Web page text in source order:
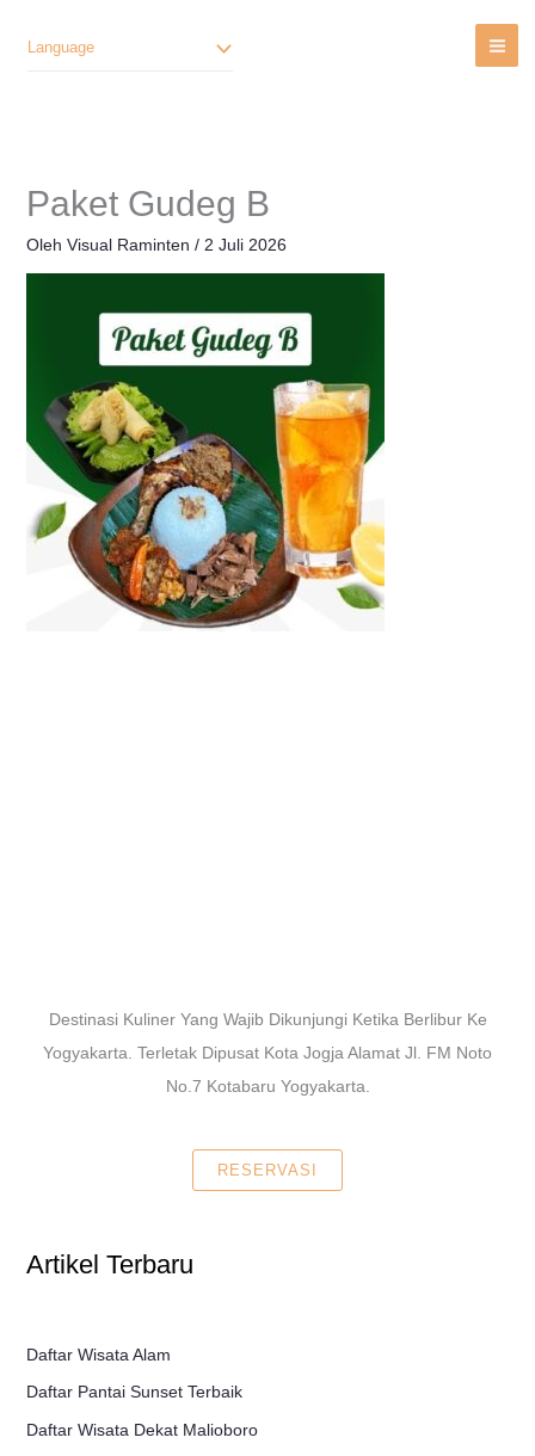
Language
Paket Gudeg B
Oleh Visual Raminten / 2 Juli 2026
Destinasi Kuliner Yang Wajib Dikunjungi Ketika Berlibur Ke
Yogyakarta. Terletak Dipusat Kota Jogja Alamat Jl. FM Noto
No.7 Kotabaru Yogyakarta.
RESERVASI
Artikel Terbaru
Daftar Wisata Alam
Daftar Pantai Sunset Terbaik
Daftar Wisata Dekat Malioboro